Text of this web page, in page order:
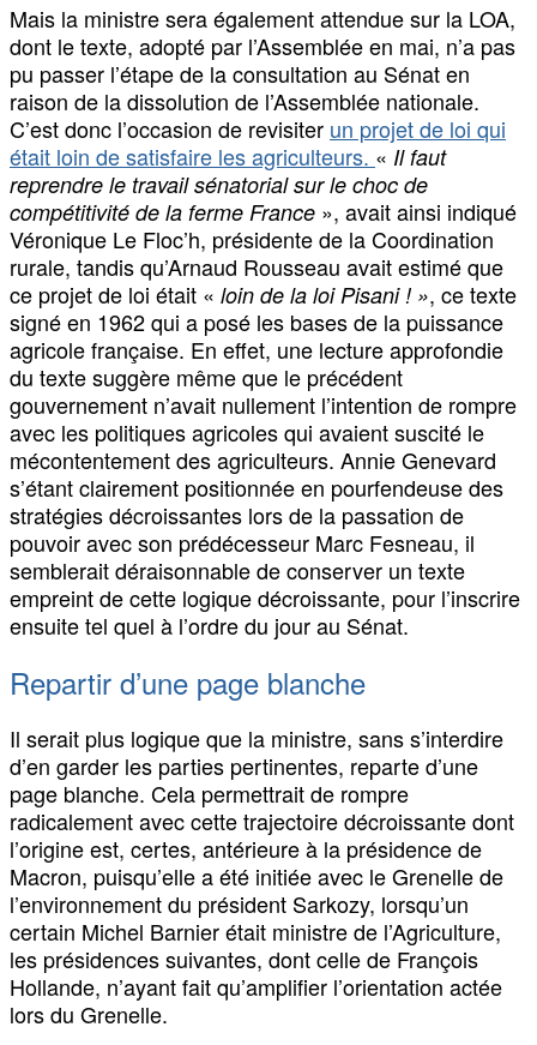
Mais la ministre sera également attendue sur la LOA,
dont le texte, adopté par l’Assemblée en mai, n’a pas
pu passer l’étape de la consultation au Sénat en
raison de la dissolution de l’Assemblée nationale.
C’est donc l’occasion de revisiter un projet de loi qui
était loin de satisfaire les agriculteurs. « Il faut
reprendre le travail sénatorial sur le choc de
compétitivité de la ferme France », avait ainsi indiqué
Véronique Le Floc’h, présidente de la Coordination
rurale, tandis qu’Arnaud Rousseau avait estimé que
ce projet de loi était « loin de la loi Pisani ! », ce texte
signé en 1962 qui a posé les bases de la puissance
agricole française. En effet, une lecture approfondie
du texte suggère même que le précédent
gouvernement n’avait nullement l’intention de rompre
avec les politiques agricoles qui avaient suscité le
mécontentement des agriculteurs. Annie Genevard
s’étant clairement positionnée en pourfendeuse des
stratégies décroissantes lors de la passation de
pouvoir avec son prédécesseur Marc Fesneau, il
semblerait déraisonnable de conserver un texte
empreint de cette logique décroissante, pour l’inscrire
ensuite tel quel à l’ordre du jour au Sénat.
Repartir d’une page blanche
Il serait plus logique que la ministre, sans s’interdire
d’en garder les parties pertinentes, reparte d’une
page blanche. Cela permettrait de rompre
radicalement avec cette trajectoire décroissante dont
l’origine est, certes, antérieure à la présidence de
Macron, puisqu’elle a été initiée avec le Grenelle de
l’environnement du président Sarkozy, lorsqu’un
certain Michel Barnier était ministre de l’Agriculture,
les présidences suivantes, dont celle de François
Hollande, n’ayant fait qu’amplifier l’orientation actée
lors du Grenelle.